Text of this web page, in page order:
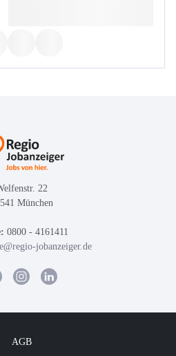
22
München
0800 - 4161411
jobanzeiger.de
AGB